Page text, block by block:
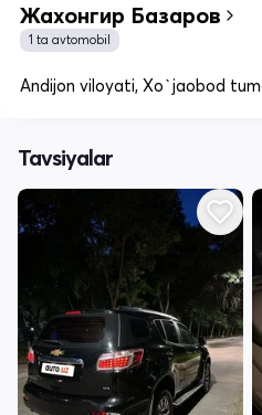
Жахонгир Базаров
1 ta avtomobil
Andijon viloyati, Xo`jaobod
Tavsiyalar